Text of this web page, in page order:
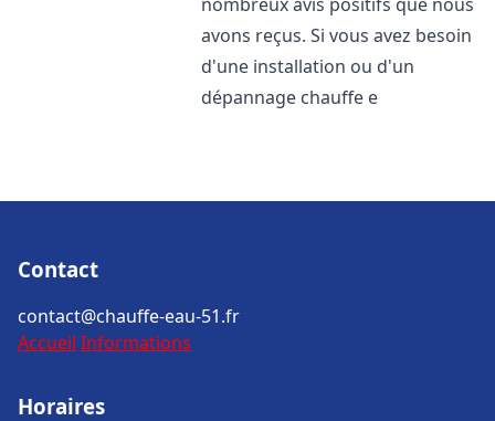
avons reçus. Si vous avez besoin
d'une installation ou d'un
dépannage chauffe e
Contact
contact@chauffe-eau-51.fr
Accueil Informations
Horaires